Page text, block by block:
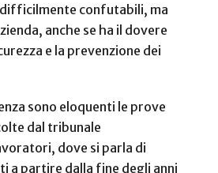
confutabili, ma
anche se ha il dovere
e la prevenzione dei
sono eloquenti le prove
dal tribunale
dove si parla di
a partire dalla fine degli anni